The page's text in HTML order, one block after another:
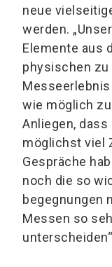
neue
werden.
Elemente aus
physischen zu
wie möglich
Anliegen,
möglichst viel
Gespräche
noch die so
begegnungen
Messen so